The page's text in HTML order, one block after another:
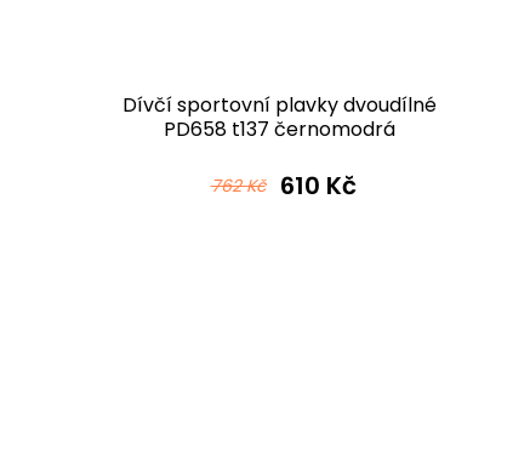
Dívčí sportovní plavky dvoudílné
PD658 t137 černomodrá
762 Kč 610 Kč